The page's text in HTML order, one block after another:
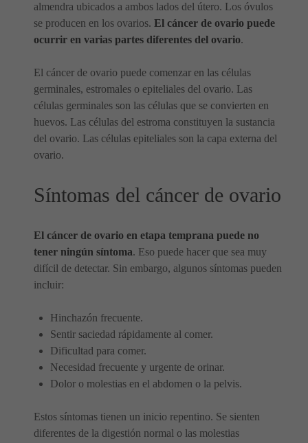
almendra ubicados a ambos lados del útero. Los óvulos
se producen en los ovarios. El cáncer de ovario puede
ocurrir en varias partes diferentes del ovario.
El cáncer de ovario puede comenzar en las células
germinales, estromales o epiteliales del ovario. Las
células germinales son las células que se convierten en
huevos. Las células del estroma constituyen la sustancia
del ovario. Las células epiteliales son la capa externa del
ovario.
Síntomas del cáncer de ovario
El cáncer de ovario en etapa temprana puede no
tener ningún síntoma. Eso puede hacer que sea muy
difícil de detectar. Sin embargo, algunos síntomas pueden
incluir:
Hinchazón frecuente.
Sentir saciedad rápidamente al comer.
Dificultad para comer.
Necesidad frecuente y urgente de orinar.
Dolor o molestias en el abdomen o la pelvis.
Estos síntomas tienen un inicio repentino. Se sienten
diferentes de la digestión normal o las molestias